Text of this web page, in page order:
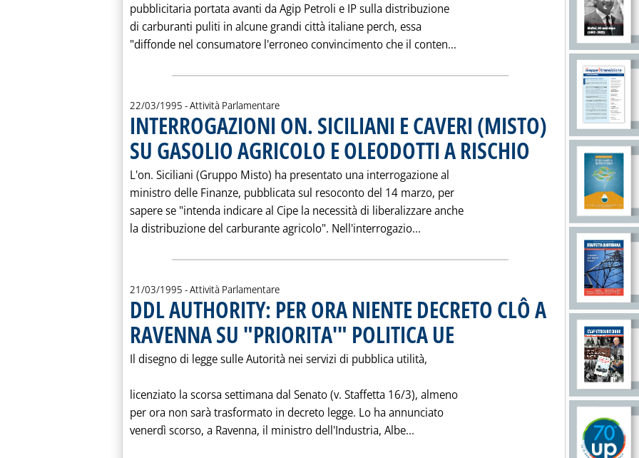
pubblicitaria portata avanti da Agip Petroli e IP sulla distribuzione
di carburanti puliti in alcune grandi città italiane perch‚ essa
"diffonde nel consumatore l'erroneo convincimento che il conten... Leggi tutta la notizia:
22/03/1995 - Attività Parlamentare
INTERROGAZIONI ON. SICILIANI E CAVERI (MISTO)
SU GASOLIO AGRICOLO E OLEODOTTI A RISCHIO . Pubblicata mercoledì 22
L'on. Siciliani (Gruppo Misto) ha presentato una interrogazione al
ministro delle Finanze, pubblicata sul resoconto del 14 marzo, per
sapere se "intenda indicare al Cipe la necessità di liberalizzare anche
la distribuzione del carburante agricolo". Nell'interrogazio... Leggi tutta la notizia: 'INTERROGAZIONI
21/03/1995 - Attività Parlamentare
DDL AUTHORITY: PER ORA NIENTE DECRETO CLÔ A
RAVENNA SU "PRIORITA'" POLITICA UE . Pubblicata martedì 21 marzo 1995 alle 0.0.
Il disegno di legge sulle Autorità nei servizi di pubblica utilità,
licenziato la scorsa settimana dal Senato (v. Staffetta 16/3), almeno
per ora non sarà trasformato in decreto legge. Lo ha annunciato
venerdì scorso, a Ravenna, il ministro dell'Industria, Albe... Leggi tutta la notizia: 'DDL AUTHORITY: